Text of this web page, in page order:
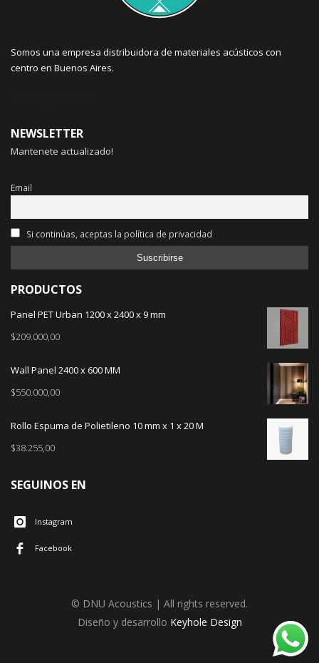
Somos una empresa distribuidora de materiales acústicos con
centro en Buenos Aires.
NEWSLETTER
Mantenete actualizado!
Email
Si continúas, aceptas la política de privacidad
PRODUCTOS
Panel PET Urban 1200 x 2400 x 9 mm
$209.000,00
Wall Panel 2400 x 600 MM
$550.000,00
Rollo Espuma de Polietileno 10 mm x 1 x 20 M
$38.255,00
SEGUINOS EN
Instagram
Facebook
© DNU Acoustics | All rights reserved.
Diseño y desarrollo Keyhole Design